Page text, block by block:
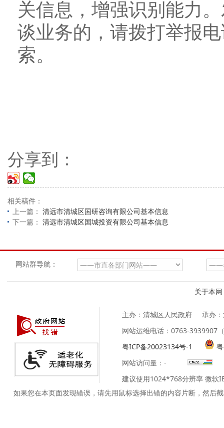
关信息，增强识别能力
谈业务的，请拨打举报
索。
分享到：
相关稿件：
上一篇： 清远市清城区国研咨询有限公司基本信息
下一篇： 清远市清城区国城投资有限公司基本信息
网站群导航：
关于本网
主办：清城区人民政府
承办
网站运维电话：0763-3939907
粤ICP备20023134号-1
网站访问量： -
建议使用1024*768分辨率 微软
如果您在本页面发现错误，请先用鼠标选择出错的内容片断，然后